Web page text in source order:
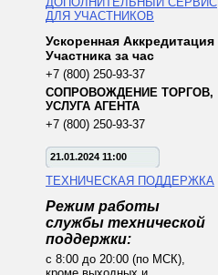
ДЛЯ УЧАСТНИКОВ
Ускоренная Аккредитация
Участника за час
+7 (800) 250-93-37
СОПРОВОЖДЕНИЕ ТОРГОВ,
УСЛУГА АГЕНТА
+7 (800) 250-93-37
21.01.2024 11:00
ТЕХНИЧЕСКАЯ ПОДДЕРЖКА
Режим работы
службы технической
поддержки:
с 8:00 до 20:00 (по МСК),